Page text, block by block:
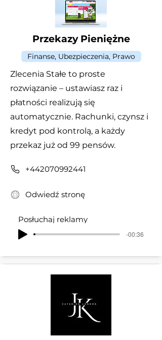
Przekazy Pieniężne
Finanse, Ubezpieczenia, Prawo
Zlecenia Stałe to proste
rozwiązanie – ustawiasz raz i
płatności realizują się
automatycznie. Rachunki, czynsz i
kredyt pod kontrolą, a każdy
przekaz już od 99 pensów.
+442070992441
Odwiedź stronę
Posłuchaj reklamy
-00:36